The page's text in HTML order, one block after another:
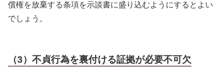
償権を放棄する条項を示談書に盛り込むようにするとよい
でしょう。
（3）不貞行為を裏付ける証拠が必要不可欠